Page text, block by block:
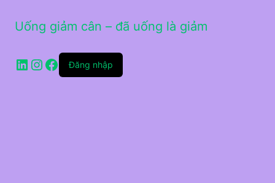
Uống giảm cân – đã uống là giảm
LinkedIn
Instagram
Facebook
Đăng nhập